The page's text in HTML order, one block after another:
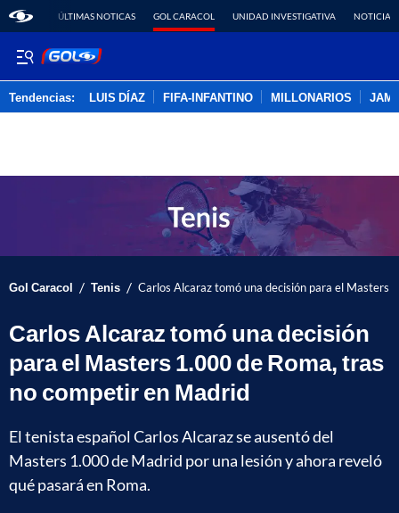
ÚLTIMAS NOTICAS GOL CARACOL UNIDAD INVESTIGATIVA NOTICIAS
Tendencias: LUIS DÍAZ FIFA-INFANTINO MILLONARIOS
Gol Caracol / Tenis / Carlos Alcaraz tomó una decisión para el Masters
Carlos Alcaraz tomó una decisión
para el Masters 1.000 de Roma, tras
no competir en Madrid
El tenista español Carlos Alcaraz se ausentó del
Masters 1.000 de Madrid por una lesión y ahora reveló
qué pasará en Roma.